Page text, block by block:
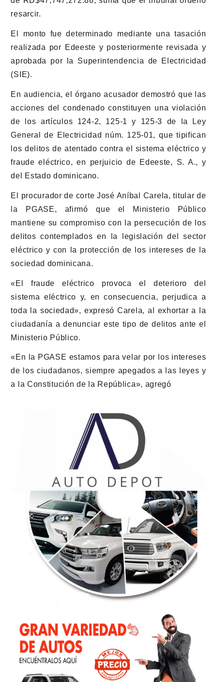
resarcir.
El monto fue determinado mediante una tasación
realizada por Edeeste y posteriormente revisada y
aprobada por la Superintendencia de Electricidad
(SIE).
En audiencia, el órgano acusador demostró que las
acciones del condenado constituyen una violación
de los artículos 124-2, 125-1 y 125-3 de la Ley
General de Electricidad núm. 125-01, que tipifican
los delitos de atentado contra el sistema eléctrico y
fraude eléctrico, en perjuicio de Edeeste, S. A., y
del Estado dominicano.
El procurador de corte José Aníbal Carela, titular de
la PGASE, afirmó que el Ministerio Público
mantiene su compromiso con la persecución de los
delitos contemplados en la legislación del sector
eléctrico y con la protección de los intereses de la
sociedad dominicana.
«El fraude eléctrico provoca el deterioro del
sistema eléctrico y, en consecuencia, perjudica a
toda la sociedad», expresó Carela, al exhortar a la
ciudadanía a denunciar este tipo de delitos ante el
Ministerio Público.
«En la PGASE estamos para velar por los intereses
de los ciudadanos, siempre apegados a las leyes y
a la Constitución de la República», agregó